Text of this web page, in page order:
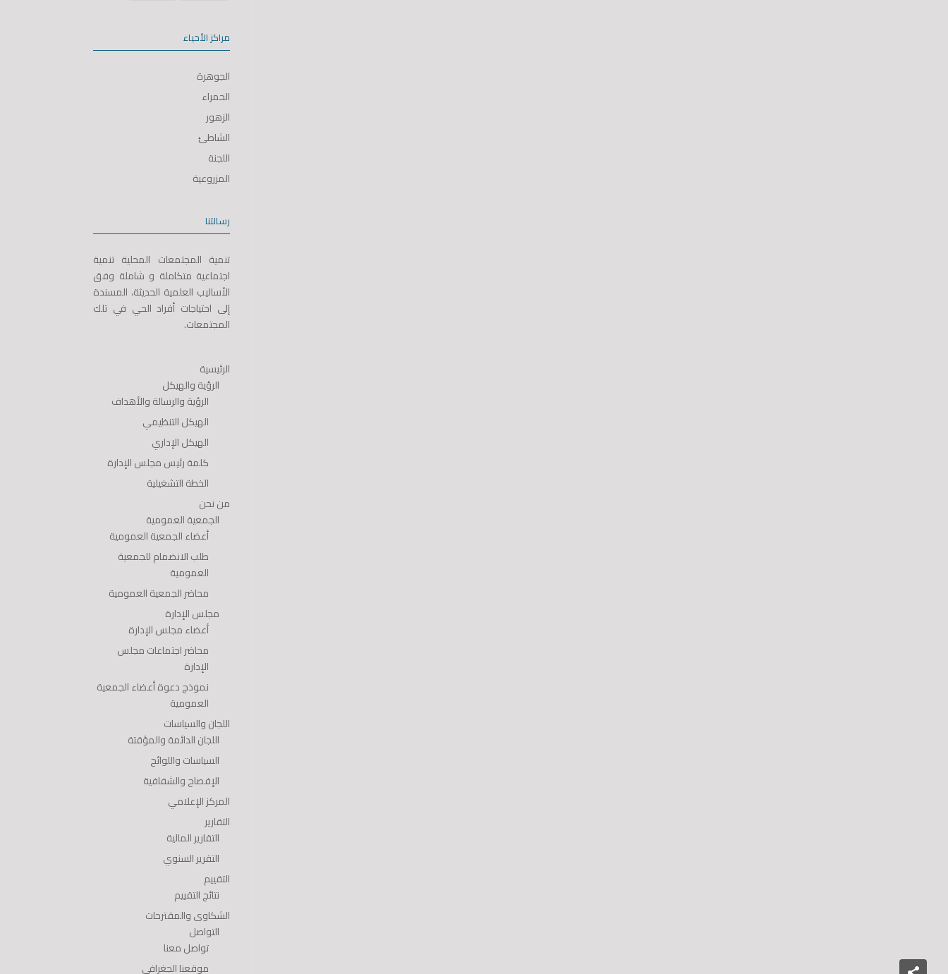
مراكز الأحياء
الجوهرة
الحمراء
الزهور
الشاطئ
اللجنة
المزروعية
رسالتنا
تنمية المجتمعات المحلية تنمية
اجتماعية متكاملة و شاملة وفق
الأساليب العلمية الحديثة، المسندة
إلى احتياجات أفراد الحي في تلك
المجتمعات.
الرئيسية
الرؤية والهيكل
الرؤية والرسالة والأهداف
الهيكل التنظيمي
الهيكل الإداري
كلمة رئيس مجلس الإدارة
الخطة التشغيلية
من نحن
الجمعية العمومية
أعضاء الجمعية العمومية
طلب الانضمام للجمعية
العمومية
محاضر الجمعية العمومية
مجلس الإدارة
أعضاء مجلس الإدارة
محاضر اجتماعات مجلس
الإدارة
نموذج دعوة أعضاء الجمعية
العمومية
اللجان والسياسات
اللجان الدائمة والمؤقتة
السياسات واللوائح
الإفصاح والشفافية
المركز الإعلامي
التقارير
التقارير المالية
التقرير السنوي
التقييم
نتائج التقييم
الشكاوى والمقترحات
التواصل
تواصل معنا
موقعنا الجغرافي